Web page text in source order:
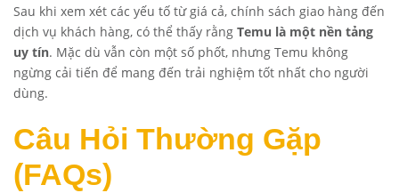
Sau khi xem xét các yếu tố từ giá cả, chính sách giao hàng đến
dịch vụ khách hàng, có thể thấy rằng Temu là một nền tảng
uy tín. Mặc dù vẫn còn một số phốt, nhưng Temu không
ngừng cải tiến để mang đến trải nghiệm tốt nhất cho người
dùng.
Câu Hỏi Thường Gặp
(FAQs)